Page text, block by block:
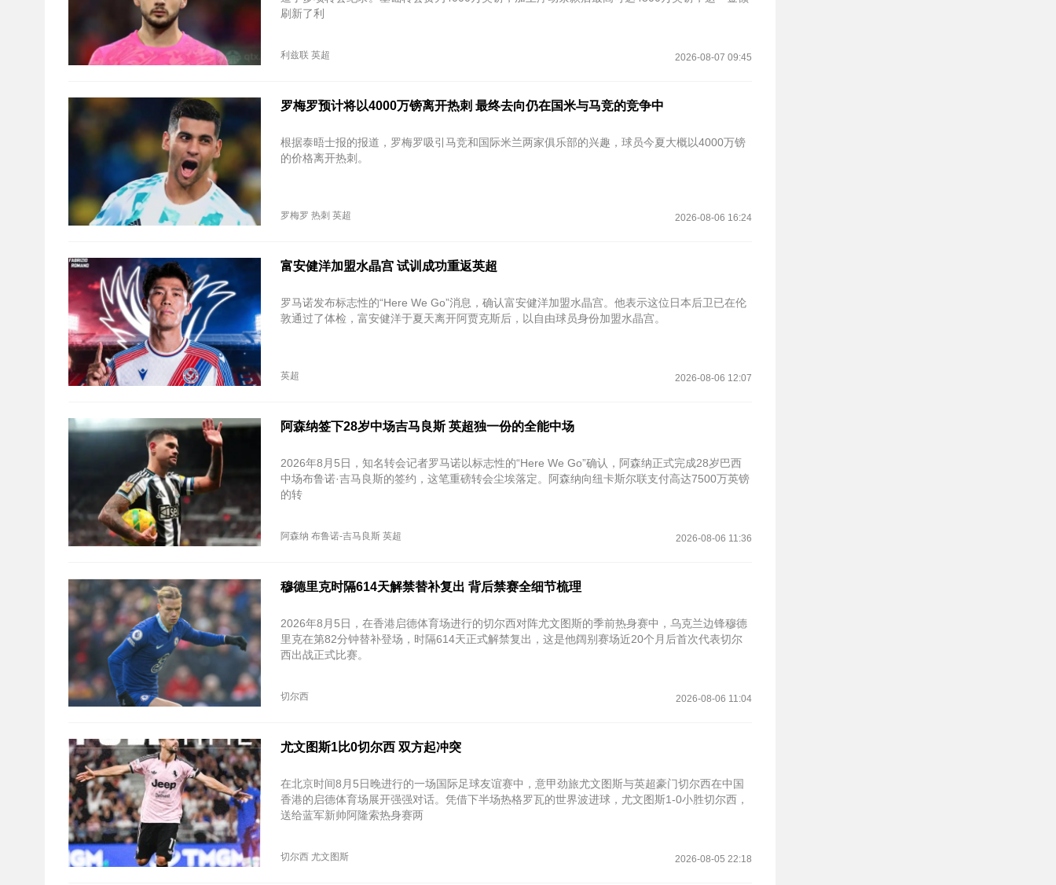
刷新了利
利兹联 英超 2026-08-07 09:45
罗梅罗预计将以4000万镑离开热刺 最终去向仍在国米与马竞的竞争中
根据泰晤士报的报道，罗梅罗吸引马竞和国际米兰两家俱乐部的兴趣，球员今夏大概以4000万镑
的价格离开热刺。
罗梅罗 热刺 英超 2026-08-06 16:24
富安健洋加盟水晶宫 试训成功重返英超
罗马诺发布标志性的“Here We Go”消息，确认富安健洋加盟水晶宫。他表示这位日本后卫已在伦
敦通过了体检，富安健洋于夏天离开阿贾克斯后，以自由球员身份加盟水晶宫。
英超 2026-08-06 12:07
阿森纳签下28岁中场吉马良斯 英超独一份的全能中场
2026年8月5日，知名转会记者罗马诺以标志性的“Here We Go”确认，阿森纳正式完成28岁巴西
中场布鲁诺·吉马良斯的签约，这笔重磅转会尘埃落定。阿森纳向纽卡斯尔联支付高达‌7500万英镑‌
的转
阿森纳 布鲁诺-吉马良斯 英超 2026-08-06 11:36
穆德里克时隔614天解禁替补复出 背后禁赛全细节梳理
2026年8月5日，在香港启德体育场进行的切尔西对阵尤文图斯的季前热身赛中，乌克兰边锋穆德
里克在第82分钟替补登场，时隔‌614天‌正式解禁复出，这是他阔别赛场近20个月后首次代表切尔
西出战正式比赛。
切尔西 2026-08-06 11:04
尤文图斯1比0切尔西 双方起冲突
在北京时间8月5日晚进行的一场国际足球友谊赛中，意甲劲旅尤文图斯与英超豪门切尔西在中国
香港的启德体育场展开强强对话。凭借下半场热格罗瓦的世界波进球，尤文图斯1-0小胜切尔西，
送给蓝军新帅阿隆索热身赛两
切尔西 尤文图斯 2026-08-05 22:18